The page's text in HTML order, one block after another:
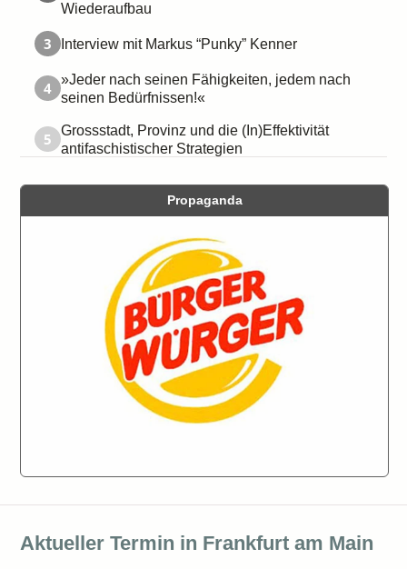
Wiederaufbau
3 Interview mit Markus “Punky” Kenner
4
»Jeder nach seinen Fähigkeiten, jedem nach
seinen Bedürfnissen!«
5
Grossstadt, Provinz und die (In)Effektivität
antifaschistischer Strategien
Propaganda
Aktueller Termin in Frankfurt am Main